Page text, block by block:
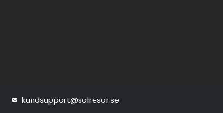
kundsupport@solresor.se